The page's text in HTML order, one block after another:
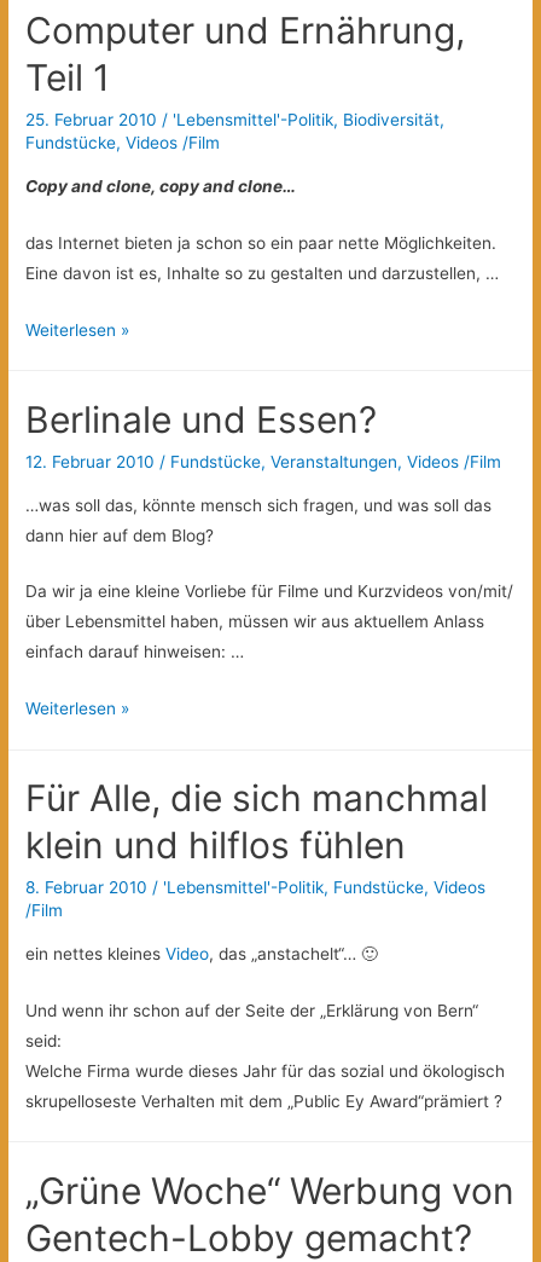
der
Fleischindustrie
Computer und Ernährung,
Teil 1
25. Februar 2010 / 'Lebensmittel'-Politik, Biodiversität,
Fundstücke,Videos /Film
Copy and clone, copy and clone…
das Internet bieten ja schon so ein paar nette Möglichkeiten.
Eine davon ist es, Inhalte so zu gestalten und darzustellen, …
Computer
Teil
Weiterlesen »
Berlinale und Essen?
12. Februar 2010 / Fundstücke,Veranstaltungen,Videos /Film
…was soll das, könnte mensch sich fragen, und was soll das
dann hier auf dem Blog?
Da wir ja eine kleine Vorliebe für Filme und Kurzvideos von/mit/
über Lebensmittel haben, müssen wir aus aktuellem Anlass
einfach darauf hinweisen: …
Berlinale
Weiterlesen »
Für Alle, die sich manchmal
klein und hilflos fühlen
8. Februar 2010 / 'Lebensmittel'-Politik, Fundstücke,Videos
/Film
ein nettes kleinesVideo, das „anstachelt“… 🙂
Und wenn ihr schon auf der Seite der „Erklärung von Bern“
seid:
Welche Firma wurde dieses Jahr für das sozial und ökologisch
skrupelloseste Verhalten mit dem „Public Ey Award“prämiert ?
„Grüne Woche“ Werbung von
Gentech-Lobby gemacht?